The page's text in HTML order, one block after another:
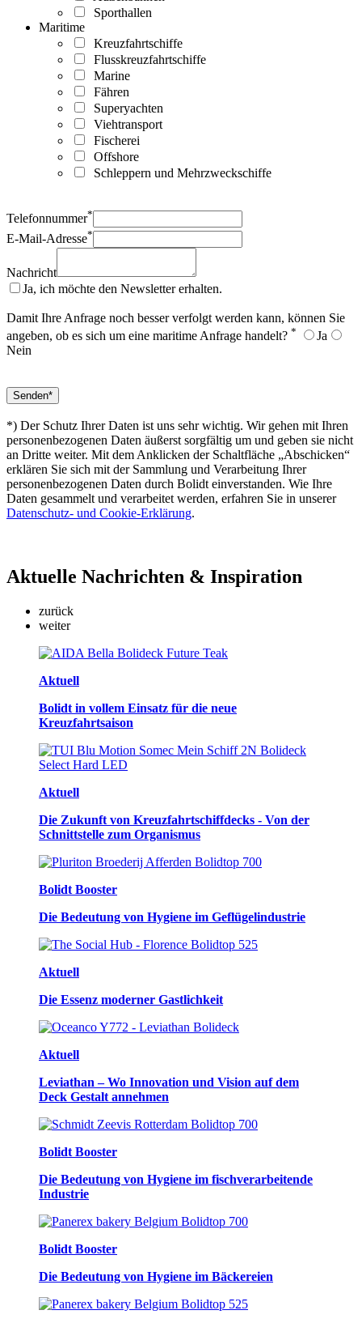
Sporthallen
Maritime
Kreuzfahrtschiffe
Flusskreuzfahrtschiffe
Marine
Fähren
Superyachten
Viehtransport
Fischerei
Offshore
Schleppern und Mehrzweckschiffe
Telefonnummer*
E-Mail-Adresse*
Nachricht
Ja, ich möchte den Newsletter erhalten.
Damit Ihre Anfrage noch besser verfolgt werden kann, können Sie
angeben, ob es sich um eine maritime Anfrage handelt? *
Ja
Nein
*) Der Schutz Ihrer Daten ist uns sehr wichtig. Wir gehen mit Ihren
personenbezogenen Daten äußerst sorgfältig um und geben sie nicht
an Dritte weiter. Mit dem Anklicken der Schaltfläche „Abschicken“
erklären Sie sich mit der Sammlung und Verarbeitung Ihrer
personenbezogenen Daten durch Bolidt einverstanden. Wie Ihre
Daten gesammelt und verarbeitet werden, erfahren Sie in unserer
Datenschutz- und Cookie-Erklärung.
Aktuelle Nachrichten & Inspiration
zurück
weiter
Aktuell
Bolidt in vollem Einsatz für die neue
Kreuzfahrtsaison
Aktuell
Die Zukunft von Kreuzfahrtschiffdecks - Von der
Schnittstelle zum Organismus
Bolidt Booster
Die Bedeutung von Hygiene im Geflügelindustrie
Aktuell
Die Essenz moderner Gastlichkeit
Aktuell
Leviathan – Wo Innovation und Vision auf dem
Deck Gestalt annehmen
Bolidt Booster
Die Bedeutung von Hygiene im fischverarbeitende
Industrie
Bolidt Booster
Die Bedeutung von Hygiene im Bäckereien